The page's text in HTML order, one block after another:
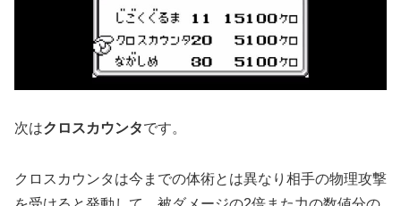
次はクロスカウンタです。
クロスカウンタは今までの体術とは異なり相手の物理攻撃